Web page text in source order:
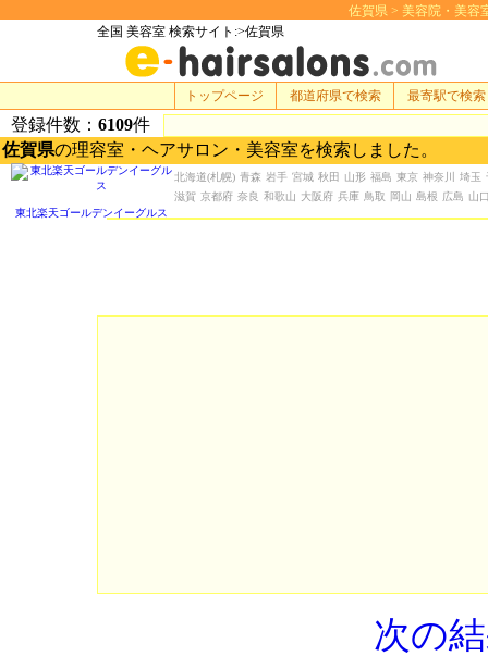
佐賀県 > 美容院・美容
全国 美容室 検索サイト:>佐賀県
登録件数： 6109件
佐賀県の理容室・ヘアサロン・美容室を検索しました。
次の
北海道(札幌) 青森 岩手 宮城 秋田 山形 福島 東京 神奈川 埼玉
滋賀 京都府 奈良 和歌山 大阪府 兵庫 鳥取 岡山 島根 広島 山
トップページ 都道府県で検索 最寄駅で検索
東北楽天ゴールデンイーグルス